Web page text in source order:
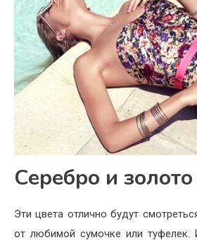
Серебро и
Эти цвета отлично будут
от любимой сумочке или туфелек.